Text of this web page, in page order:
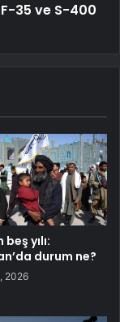
35 ve S-400
beş yılı:
durum ne?
2026